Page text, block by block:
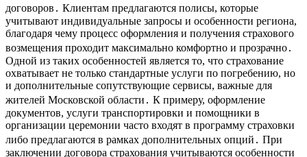
договоров․ Клиентам предлагаются полисы, которые
учитывают индивидуальные запросы и особенности региона,
благодаря чему процесс оформления и получения страхового
возмещения проходит максимально комфортно и прозрачно․
Одной из таких особенностей является то, что страхование
охватывает не только стандартные услуги по погребению, но
и дополнительные сопутствующие сервисы, важные для
жителей Московской области․ К примеру, оформление
документов, услуги транспортировки и помощники в
организации церемонии часто входят в программу страховки
либо предлагаются в рамках дополнительных опций․ При
заключении договора страхования учитываются особенности